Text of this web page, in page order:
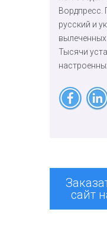
Вордпресс.
русский и
Тысячи
сайт